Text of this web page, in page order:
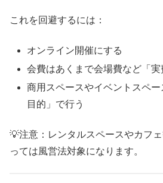
これを回避するには：
オンライン開催にする
会費はあくまで会場費など「実
商用スペースやイベントスペー
目的」で行う
💡注意：レンタルスペースやカフ
っては風営法対象になります。